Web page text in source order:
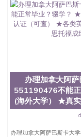
证551190476哪
里可以办理澳洲
买假毕业证
551190476申请
QQ微信
551190476找毕业
证外壳定制QQ微
QQ微信
551190476国外
文凭回国认证QQ
信551190476法国
办理加拿大阿
551190476不能
(海外大学） ★真
办理加拿大阿萨巴斯卡大